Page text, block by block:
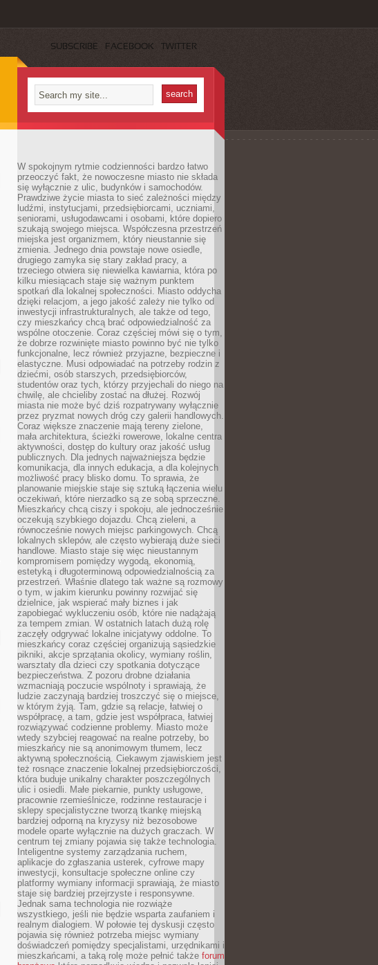
SUBSCRIBE FACEBOOK TWITTER
W spokojnym rytmie codzienności bardzo łatwo
przeoczyć fakt, że nowoczesne miasto nie składa
się wyłącznie z ulic, budynków i samochodów.
Prawdziwe życie miasta to sieć zależności między
ludźmi, instytucjami, przedsiębiorcami, uczniami,
seniorami, usługodawcami i osobami, które dopiero
szukają swojego miejsca. Współczesna przestrzeń
miejska jest organizmem, który nieustannie się
zmienia. Jednego dnia powstaje nowe osiedle,
drugiego zamyka się stary zakład pracy, a
trzeciego otwiera się niewielka kawiarnia, która po
kilku miesiącach staje się ważnym punktem
spotkań dla lokalnej społeczności. Miasto oddycha
dzięki relacjom, a jego jakość zależy nie tylko od
inwestycji infrastrukturalnych, ale także od tego,
czy mieszkańcy chcą brać odpowiedzialność za
wspólne otoczenie. Coraz częściej mówi się o tym,
że dobrze rozwinięte miasto powinno być nie tylko
funkcjonalne, lecz również przyjazne, bezpieczne i
elastyczne. Musi odpowiadać na potrzeby rodzin z
dziećmi, osób starszych, przedsiębiorców,
studentów oraz tych, którzy przyjechali do niego na
chwilę, ale chcieliby zostać na dłużej. Rozwój
miasta nie może być dziś rozpatrywany wyłącznie
przez pryzmat nowych dróg czy galerii handlowych.
Coraz większe znaczenie mają tereny zielone,
mała architektura, ścieżki rowerowe, lokalne centra
aktywności, dostęp do kultury oraz jakość usług
publicznych. Dla jednych najważniejsza będzie
komunikacja, dla innych edukacja, a dla kolejnych
możliwość pracy blisko domu. To sprawia, że
planowanie miejskie staje się sztuką łączenia wielu
oczekiwań, które nierzadko są ze sobą sprzeczne.
Mieszkańcy chcą ciszy i spokoju, ale jednocześnie
oczekują szybkiego dojazdu. Chcą zieleni, a
równocześnie nowych miejsc parkingowych. Chcą
lokalnych sklepów, ale często wybierają duże sieci
handlowe. Miasto staje się więc nieustannym
kompromisem pomiędzy wygodą, ekonomią,
estetyką i długoterminową odpowiedzialnością za
przestrzeń. Właśnie dlatego tak ważne są rozmowy
o tym, w jakim kierunku powinny rozwijać się
dzielnice, jak wspierać mały biznes i jak
zapobiegać wykluczeniu osób, które nie nadążają
za tempem zmian. W ostatnich latach dużą rolę
zaczęły odgrywać lokalne inicjatywy oddolne. To
mieszkańcy coraz częściej organizują sąsiedzkie
pikniki, akcje sprzątania okolicy, wymiany roślin,
warsztaty dla dzieci czy spotkania dotyczące
bezpieczeństwa. Z pozoru drobne działania
wzmacniają poczucie wspólnoty i sprawiają, że
ludzie zaczynają bardziej troszczyć się o miejsce,
w którym żyją. Tam, gdzie są relacje, łatwiej o
współpracę, a tam, gdzie jest współpraca, łatwiej
rozwiązywać codzienne problemy. Miasto może
wtedy szybciej reagować na realne potrzeby, bo
mieszkańcy nie są anonimowym tłumem, lecz
aktywną społecznością. Ciekawym zjawiskiem jest
też rosnące znaczenie lokalnej przedsiębiorczości,
która buduje unikalny charakter poszczególnych
ulic i osiedli. Małe piekarnie, punkty usługowe,
pracownie rzemieślnicze, rodzinne restauracje i
sklepy specjalistyczne tworzą tkankę miejską
bardziej odporną na kryzysy niż bezosobowe
modele oparte wyłącznie na dużych graczach. W
centrum tej zmiany pojawia się także technologia.
Inteligentne systemy zarządzania ruchem,
aplikacje do zgłaszania usterek, cyfrowe mapy
inwestycji, konsultacje społeczne online czy
platformy wymiany informacji sprawiają, że miasto
staje się bardziej przejrzyste i responsywne.
Jednak sama technologia nie rozwiąże
wszystkiego, jeśli nie będzie wsparta zaufaniem i
realnym dialogiem. W połowie tej dyskusji często
pojawia się również potrzeba miejsc wymiany
doświadczeń pomiędzy specjalistami, urzędnikami i
mieszkańcami, a taką rolę może pełnić także forum